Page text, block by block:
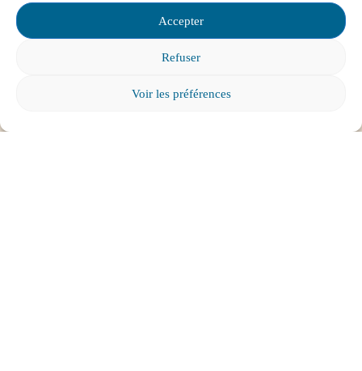
Accepter
Refuser
Voir les préférences
Les instances de participation parentale
La Loi sur l’instruction publique
La réussite de votre enfant
Le bien-être de votre enfant à l’école